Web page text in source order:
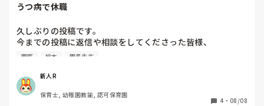
うつ病で休職
久しぶりの投稿です。
今までの投稿に返信や相談をしてくださった皆様、
過去の質問等は削除してしまいましたが、温かいお言葉や
ました。
7月から、体調が悪くなっていたのですが、月末に涙が止ま
園医 絵本 園長先生
新人R
保育士, 幼稚園教諭, 認可保育園
4 ・ 08/08